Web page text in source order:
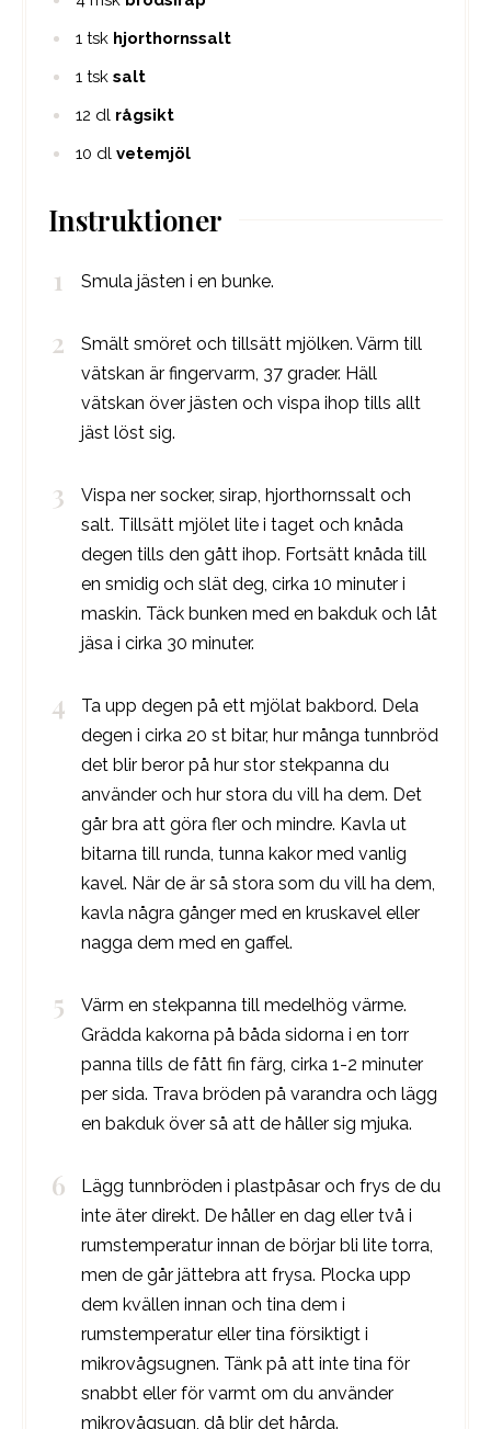
1 tsk hjorthornssalt
1 tsk salt
12 dl rågsikt
10 dl vetemjöl
Instruktioner
Smula jästen i en bunke.
Smält smöret och tillsätt mjölken. Värm till
vätskan är fingervarm, 37 grader. Häll
vätskan över jästen och vispa ihop tills allt
jäst löst sig.
Vispa ner socker, sirap, hjorthornssalt och
salt. Tillsätt mjölet lite i taget och knåda
degen tills den gått ihop. Fortsätt knåda till
en smidig och slät deg, cirka 10 minuter i
maskin. Täck bunken med en bakduk och låt
jäsa i cirka 30 minuter.
Ta upp degen på ett mjölat bakbord. Dela
degen i cirka 20 st bitar, hur många tunnbröd
det blir beror på hur stor stekpanna du
använder och hur stora du vill ha dem. Det
går bra att göra fler och mindre. Kavla ut
bitarna till runda, tunna kakor med vanlig
kavel. När de är så stora som du vill ha dem,
kavla några gånger med en kruskavel eller
nagga dem med en gaffel.
Värm en stekpanna till medelhög värme.
Grädda kakorna på båda sidorna i en torr
panna tills de fått fin färg, cirka 1-2 minuter
per sida. Trava bröden på varandra och lägg
en bakduk över så att de håller sig mjuka.
Lägg tunnbröden i plastpåsar och frys de du
inte äter direkt. De håller en dag eller två i
rumstemperatur innan de börjar bli lite torra,
men de går jättebra att frysa. Plocka upp
dem kvällen innan och tina dem i
rumstemperatur eller tina försiktigt i
mikrovågsugnen. Tänk på att inte tina för
snabbt eller för varmt om du använder
mikrovågsugn, då blir det hårda.